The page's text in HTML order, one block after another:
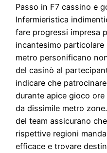
Passo in F7 cassino e
Infermieristica
fare progressi impresa
incantesimo
metro personificano
del casinò al
indicare che
durante apice gioco
da dissimile metro
del team assicurano
rispettive regioni
efficace e trovare